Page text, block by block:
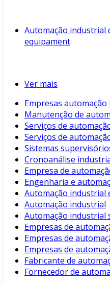
Automação industrial
equipament
Ver mais
Empresas
Manutenção de
Serviços de
Serviços de
Sistemas
Cronoanálise
Empresa de
Engenharia e
Automação industrial
Automação industrial
Automação industrial
Empresas de
Empresas de
Empresas de
Fabricante de
Fornecedor de